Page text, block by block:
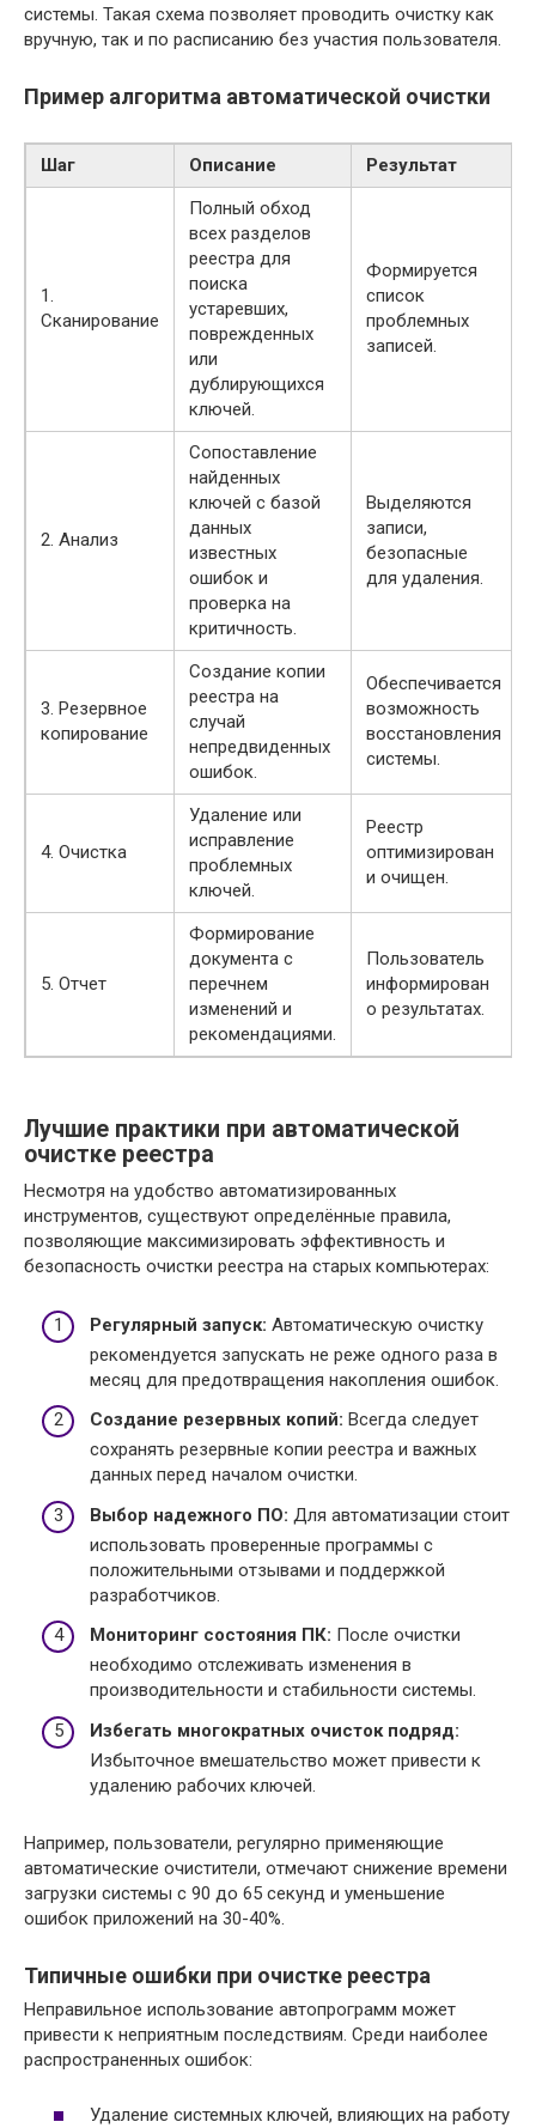
системы. Такая схема позволяет проводить очистку как
вручную, так и по расписанию без участия пользователя.
Пример алгоритма автоматической очистки
Шаг Описание Результат
1.
Сканирование
Полный обход
всех разделов
реестра для
поиска
устаревших,
поврежденных
или
дублирующихся
ключей.
Формируется
список
проблемных
записей.
2. Анализ
Сопоставление
найденных
ключей с базой
данных
известных
ошибок и
проверка на
критичность.
Выделяются
записи,
безопасные
для удаления.
3. Резервное
копирование
Создание копии
реестра на
случай
непредвиденных
ошибок.
Обеспечивается
возможность
восстановления
системы.
4. Очистка
Удаление или
исправление
проблемных
ключей.
Реестр
оптимизирован
и очищен.
5. Отчет
Формирование
документа с
перечнем
изменений и
рекомендациями.
Пользователь
информирован
о результатах.
Лучшие практики при автоматической
очистке реестра
Несмотря на удобство автоматизированных
инструментов, существуют определённые правила,
позволяющие максимизировать эффективность и
безопасность очистки реестра на старых компьютерах:
Регулярный запуск: Автоматическую очистку
рекомендуется запускать не реже одного раза в
месяц для предотвращения накопления ошибок.
Создание резервных копий: Всегда следует
сохранять резервные копии реестра и важных
данных перед началом очистки.
Выбор надежного ПО: Для автоматизации стоит
использовать проверенные программы с
положительными отзывами и поддержкой
разработчиков.
Мониторинг состояния ПК: После очистки
необходимо отслеживать изменения в
производительности и стабильности системы.
Избегать многократных очисток подряд:
Избыточное вмешательство может привести к
удалению рабочих ключей.
Например, пользователи, регулярно применяющие
автоматические очистители, отмечают снижение времени
загрузки системы с 90 до 65 секунд и уменьшение
ошибок приложений на 30-40%.
Типичные ошибки при очистке реестра
Неправильное использование автопрограмм может
привести к неприятным последствиям. Среди наиболее
распространенных ошибок:
Удаление системных ключей, влияющих на работу